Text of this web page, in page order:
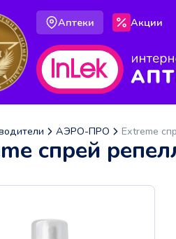
Аптеки Акции
АЭРО-ПРО Extreme
спрей